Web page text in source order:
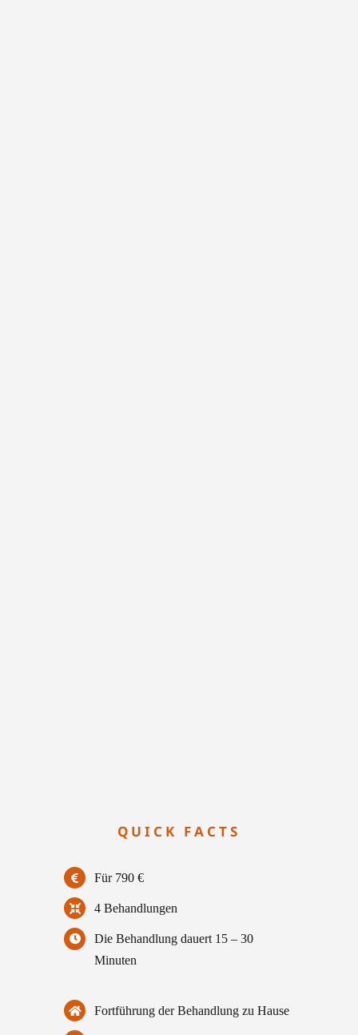
QUICK FACTS
Für 790 €
4 Behandlungen
Die Behandlung dauert 15 – 30
Minuten
Fortführung der Behandlung zu Hause